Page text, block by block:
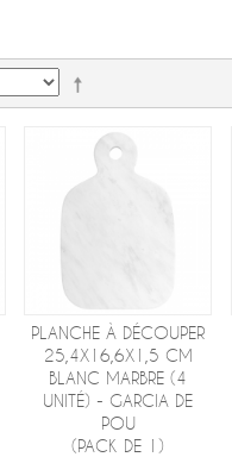
PLANCHE À DÉCOUPER
25,4X16,6X1,5 CM
BLANC MARBRE (4
UNITÉ) - GARCIA DE
POU
(PACK DE 1)